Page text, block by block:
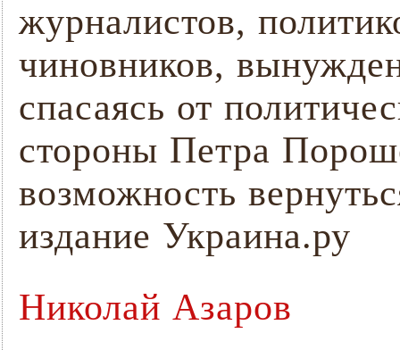
журналистов,
чиновников,
спасаясь от
стороны Петра
возможность
издание Украина.ру
Николай Азаров